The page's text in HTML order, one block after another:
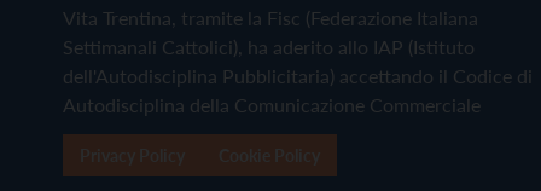
Vita Trentina, tramite la Fisc (Federazione Italiana
Settimanali Cattolici), ha aderito allo IAP (Istituto
dell'Autodisciplina Pubblicitaria) accettando il Codice di
Autodisciplina della Comunicazione Commerciale